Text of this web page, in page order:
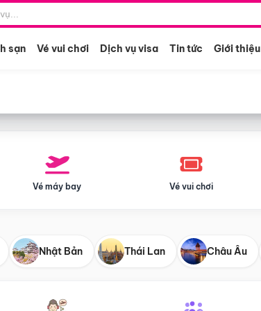
sạn Vé vui chơi Dịch vụ visa Tin tức Giới thiệu
Vé máy bay Vé vui chơi
Nhật Bản Thái Lan Châu Âu